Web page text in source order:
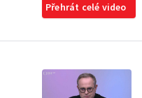
Přehrát celé video